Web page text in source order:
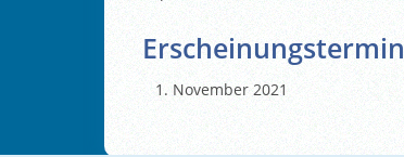
Erscheinungstermin
November 2021